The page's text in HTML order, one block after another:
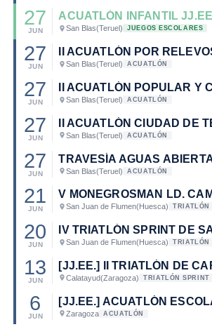
27
JUN San Blas(Teruel) JUEGOS ESCOLARES
27
JUN San Blas(Teruel) ACUATLÓN
27
JUN San Blas(Teruel) ACUATLÓN
27
JUN San Blas(Teruel) ACUATLÓN
27
JUN San Blas(Teruel) ACUATLÓN
21
JUN San Juan de Flumen(Huesca) TRIATLÓN
20
JUN San Juan de Flumen(Huesca) TRIATLÓN
13
JUN Calatayud(Zaragoza) TRIATLÓN SPRINT
6
JUN Zaragoza ACUATLÓN